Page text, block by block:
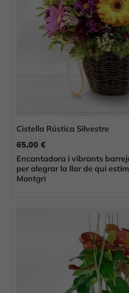
Cistella Rústica Silvestre
65,00 €
Encantadora i vibrants
per alegrar la llar de qui
Montgri